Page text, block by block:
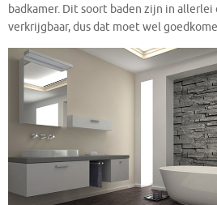
badkamer. Dit soort baden zijn in allerlei
verkrijgbaar, dus dat moet wel